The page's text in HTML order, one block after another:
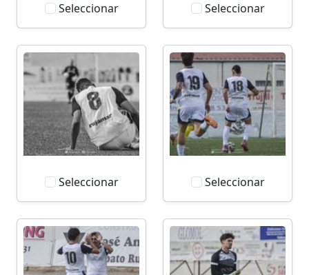
Seleccionar Seleccionar
Seleccionar Seleccionar